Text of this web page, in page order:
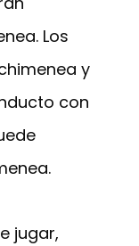
Los
y
con
jugar,